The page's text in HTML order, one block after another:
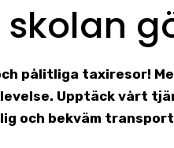
pålitliga taxiresor!
Upptäck vårt
och bekväm